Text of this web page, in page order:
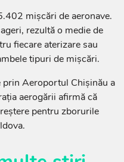
mișcări de aeronave.
rezultă o medie de
fiecare aterizare sau
tipuri de mișcări.
Aeroportul Chișinău a
aerogării afirmă că
pentru zborurile